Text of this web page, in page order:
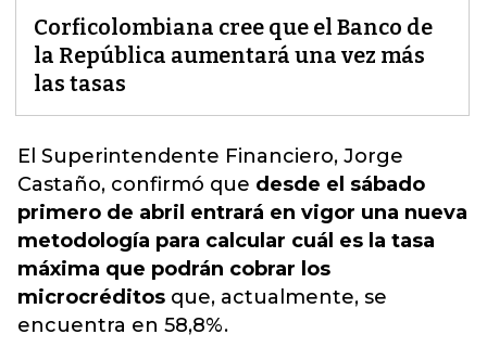
Corficolombiana cree que el Banco de
la República aumentará una vez más
las tasas
El Superintendente Financiero, Jorge
Castaño, confirmó que desde el sábado
primero de abril entrará en vigor una nueva
metodología para calcular cuál es la tasa
máxima que podrán cobrar los
microcréditos que, actualmente, se
encuentra en 58,8%.